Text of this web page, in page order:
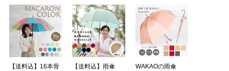
【送料込】16本骨
【送料込】雨傘
WAKAOの雨傘